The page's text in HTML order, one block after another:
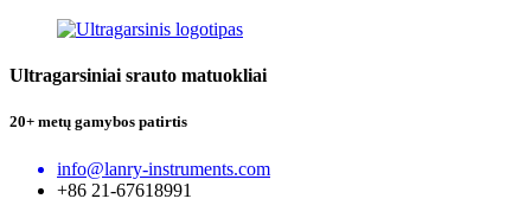
Ultragarsiniai srauto matuokliai
20+ metų gamybos patirtis
info@lanry-instruments.com
+86 21-67618991